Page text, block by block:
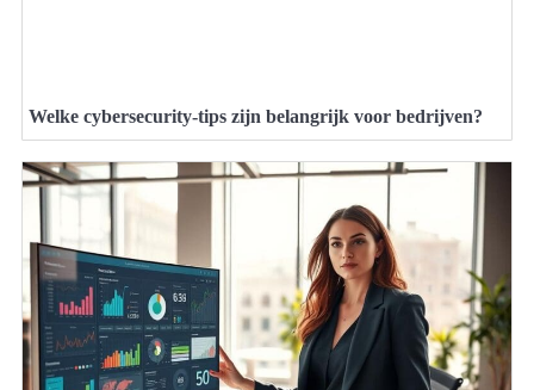
Welke cybersecurity-tips zijn belangrijk voor bedrijven?